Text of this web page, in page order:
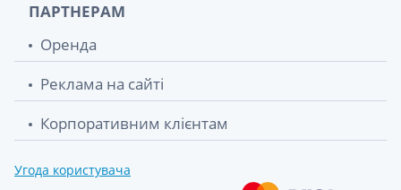
ПАРТНЕРАМ
Оренда
Реклама на сайті
Корпоративним клієнтам
Угода користувача